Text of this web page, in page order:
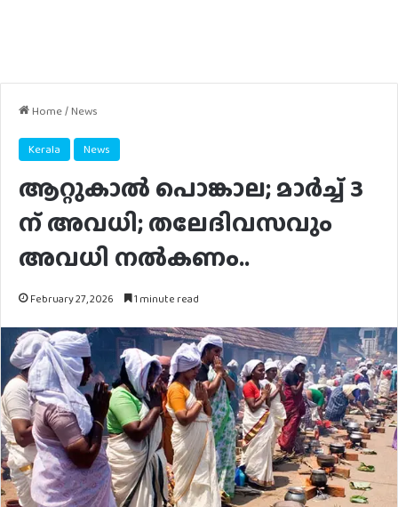
Home/News
Kerala News
ആറ്റുകാൽ പൊങ്കാല; മാർച്ച് 3
ന് അവധി; തലേദിവസവും
അവധി നൽകണം..
February 27, 2026 1 minute read